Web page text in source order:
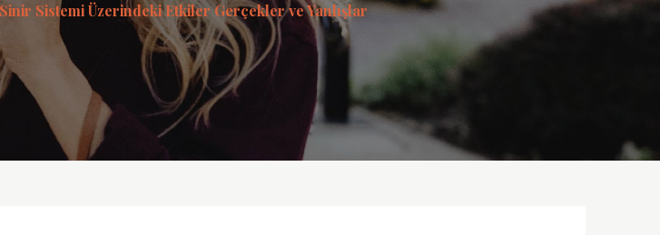
Sistemi Üzerindeki Etkiler Gerçekler ve Yanlışlar